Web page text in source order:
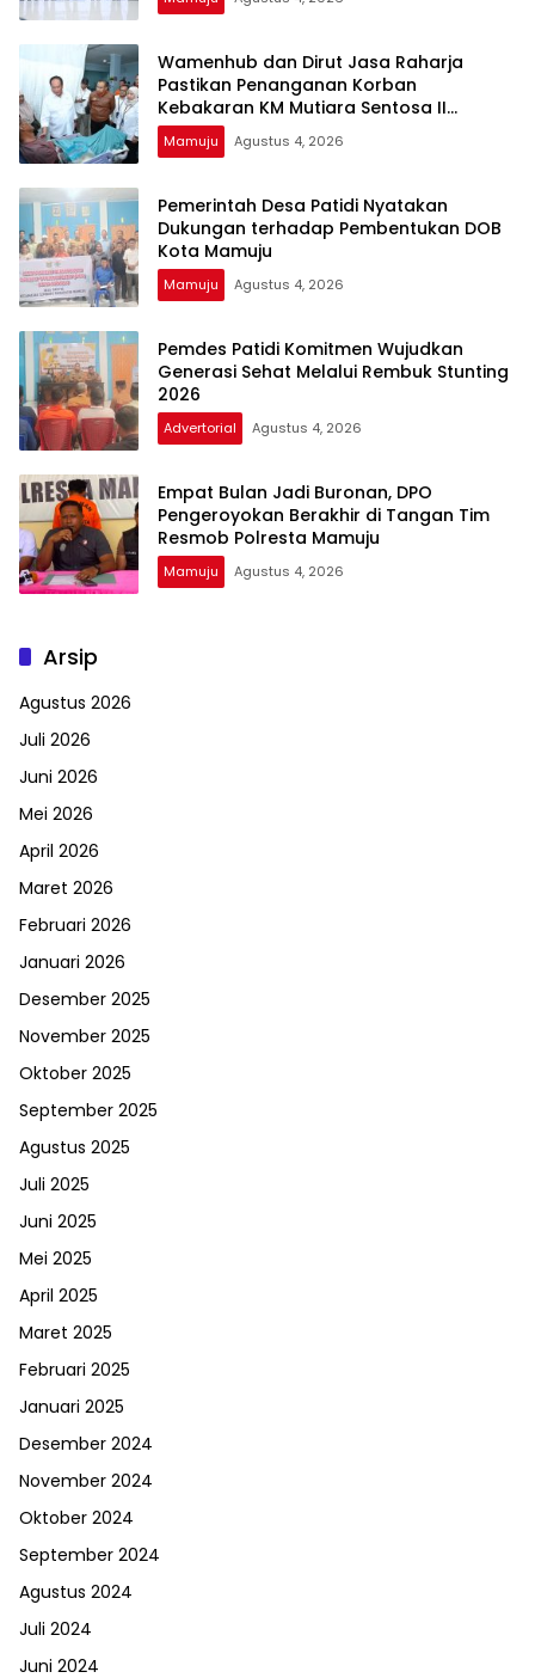
Wamenhub dan Dirut Jasa Raharja
Pastikan Penanganan Korban
Kebakaran KM Mutiara Sentosa II
Berjalan Optimal
Mamuju Agustus 4, 2026
Pemerintah Desa Patidi Nyatakan
Dukungan terhadap Pembentukan DOB
Kota Mamuju
Mamuju Agustus 4, 2026
Pemdes Patidi Komitmen Wujudkan
Generasi Sehat Melalui Rembuk Stunting
2026
Advertorial Agustus 4, 2026
Empat Bulan Jadi Buronan, DPO
Pengeroyokan Berakhir di Tangan Tim
Resmob Polresta Mamuju
Mamuju Agustus 4, 2026
Arsip
Agustus 2026
Juli 2026
Juni 2026
Mei 2026
April 2026
Maret 2026
Februari 2026
Januari 2026
Desember 2025
November 2025
Oktober 2025
September 2025
Agustus 2025
Juli 2025
Juni 2025
Mei 2025
April 2025
Maret 2025
Februari 2025
Januari 2025
Desember 2024
November 2024
Oktober 2024
September 2024
Agustus 2024
Juli 2024
Juni 2024